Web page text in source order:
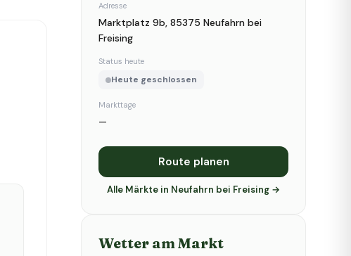
Adresse
Marktplatz 9b, 85375 Neufahrn bei
Freising
Status heute
Heute geschlossen
Markttage
—
Route planen
Alle Märkte in Neufahrn bei Freising →
Wetter am Markt